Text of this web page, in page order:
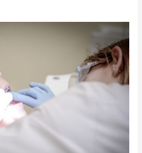
עיצות
להתמודדות
עם
חרדה
מבדיקות